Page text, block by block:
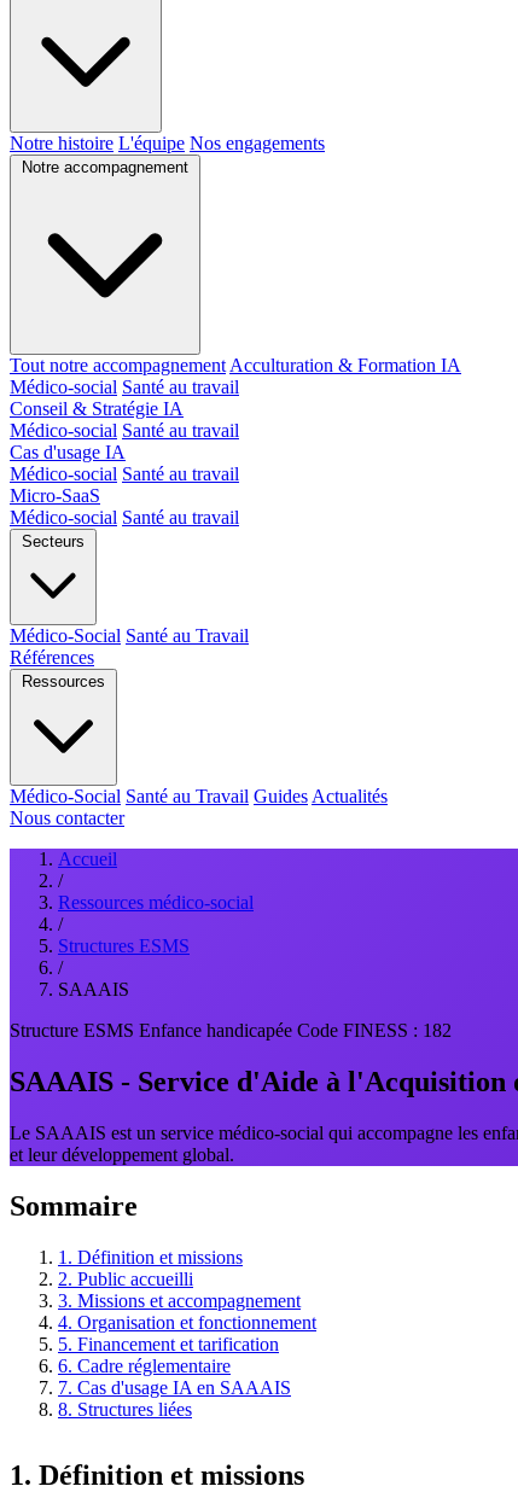
Notre histoire L'équipe Nos engagements
Notre accompagnement
Tout notre accompagnement Acculturation & Formation IA
Médico-social Santé au travail
Conseil & Stratégie IA
Médico-social Santé au travail
Cas d'usage IA
Médico-social Santé au travail
Micro-SaaS
Médico-social Santé au travail
Secteurs
Médico-Social Santé au Travail
Références
Ressources
Médico-Social Santé au Travail Guides Actualités
Nous contacter
Accueil
/
Ressources médico-social
/
Structures ESMS
/
SAAAIS
Structure ESMS Enfance handicapée Code FINESS : 182
SAAAIS - Service d'Aide à
Le SAAAIS est un service médico-social qui accompagne les
et leur développement global.
Sommaire
1. Définition et missions
2. Public accueilli
3. Missions et accompagnement
4. Organisation et fonctionnement
5. Financement et tarification
6. Cadre réglementaire
7. Cas d'usage IA en SAAAIS
8. Structures liées
1. Définition et missions